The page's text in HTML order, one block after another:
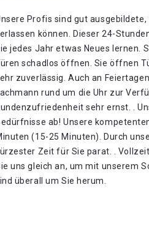
Profis sind gut
können. Dieser 24-
jedes Jahr etwas Neues lernen.
schadlos öffnen. Sie öffnen
zuverlässig. Auch an
rund um die Uhr zur
sehr ernst. .
ab! Unsere
(15-25 Minuten). Durch
Zeit für Sie parat. .
uns gleich an, um mit unserem
überall um Sie herum.